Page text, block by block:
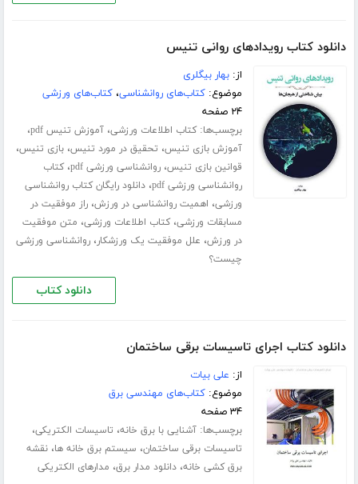
دانلود کتاب رویدادهای روانی تنیس
از:بهار بیگلری
موضوع:کتاب‌های روانشناسی،کتاب‌های ورزشی
۲۴ صفحه
برچسب‌ها:کتاب اطلاعات ورزشی،آموزش تنیس pdf ،
آموزش بازی تنیس، تحقیق در مورد تنیس،بازی تنیس،
قوانین بازی تنیس،روانشناسی ورزشی pdf ،کتاب
روانشناسی ورزشی pdf
،دانلود رایگان کتاب روانشناسی
ورزشی، اهمیت روانشناسی در ورزش،راز موفقیت در
مسابقات ورزشی،کتاب اطلاعات ورزشی، متن موفقیت
در ورزش، علل موفقیت یک ورزشکار،روانشناسی ورزشی
چیست؟
دانلود کتاب
دانلود کتاب اجرای تاسیسات برقی ساختمان
از: علی بیات
موضوع:کتاب‌های مهندسی برق
۳۴ صفحه
برچسب‌ها:آشنایی با برق خانه، تاسیسات الکتریکی،
تاسیسات برقی ساختمان، سیستم برق خانه ها،نقشه
برق کشی خانه،دانلود مدار برق، مدارهای الکتریکی